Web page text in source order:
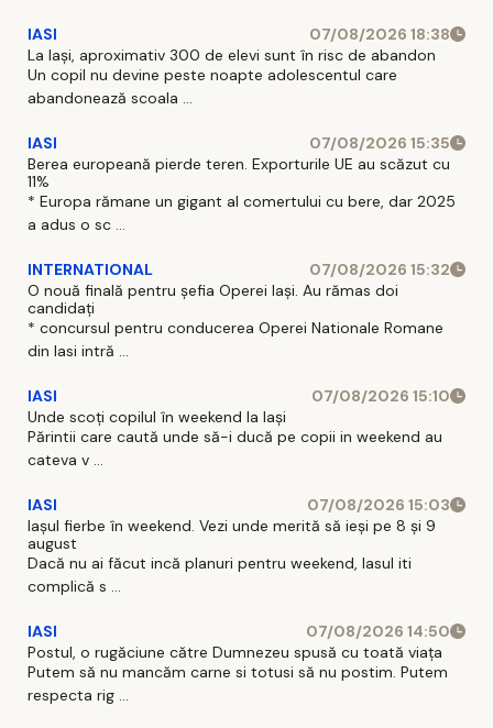
IASI
07/08/2026 18:38
La Iași, aproximativ 300 de elevi sunt în risc de abandon
Un copil nu devine peste noapte adolescentul care
abandonează scoala ...
IASI
07/08/2026 15:35
Berea europeană pierde teren. Exporturile UE au scăzut cu
11%
* Europa rămane un gigant al comertului cu bere, dar 2025
a adus o sc ...
INTERNATIONAL
07/08/2026 15:32
O nouă finală pentru șefia Operei Iași. Au rămas doi
candidați
* concursul pentru conducerea Operei Nationale Romane
din Iasi intră ...
IASI
07/08/2026 15:10
Unde scoți copilul în weekend la Iași
Părintii care caută unde să-i ducă pe copii in weekend au
cateva v ...
IASI
07/08/2026 15:03
Iașul fierbe în weekend. Vezi unde merită să ieși pe 8 și 9
august
Dacă nu ai făcut incă planuri pentru weekend, Iasul iti
complică s ...
IASI
07/08/2026 14:50
Postul, o rugăciune către Dumnezeu spusă cu toată viața
Putem să nu mancăm carne si totusi să nu postim. Putem
respecta rig ...